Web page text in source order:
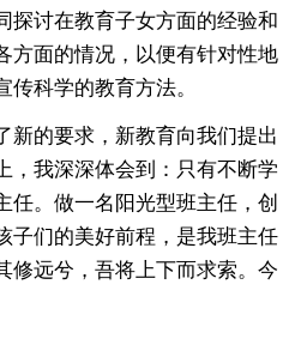
探讨在教育子女方面的经验和
方面的情况，以便有针对性地
科学的教育方法。
新的要求，新教育向我们提出
，我深深体会到：只有不断学
任。做一名阳光型班主任，创
子们的美好前程，是我班主任
修远兮，吾将上下而求索。今